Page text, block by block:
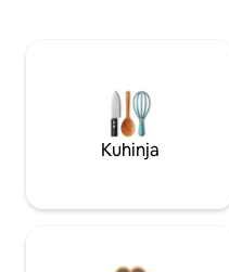
Kuhinja